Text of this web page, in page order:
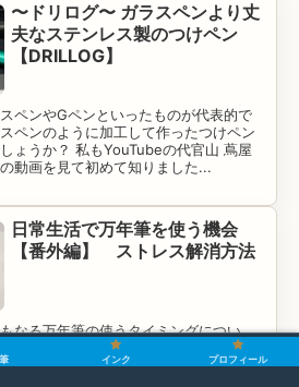
〜ドリログ〜 ガラスペンより丈
夫なステンレス製のつけペン
【DRILLOG】
ペンやGペンといったものが代表的で
ペンのように加工して作ったつけペン
ょうか？ 私もYouTubeの代官山 蔦屋
動画を見て初めて知りました...
日常生活で万年筆を使う機会
【番外編】 ストレス解消方法
なる万年筆の使うタイミングについ
す。 万年筆を買っても使う機会がな
ングで使えばいいのか。とお感じの方
インク プロフィール